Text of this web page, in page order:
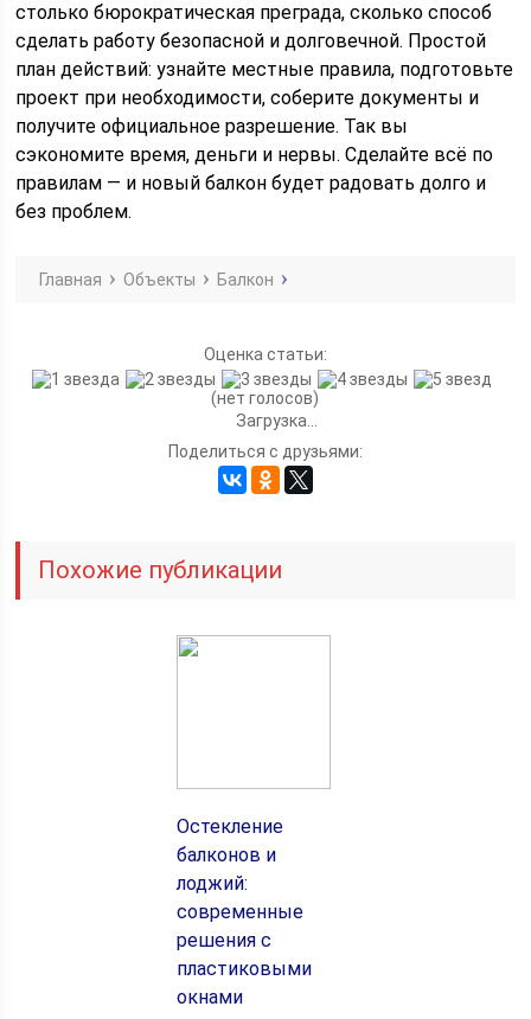
столько бюрократическая преграда, сколько способ
сделать работу безопасной и долговечной. Простой
план действий: узнайте местные правила, подготовьте
проект при необходимости, соберите документы и
получите официальное разрешение. Так вы
сэкономите время, деньги и нервы. Сделайте всё по
правилам — и новый балкон будет радовать долго и
без проблем.
Главная Объекты Балкон
Оценка статьи:
(нет голосов)
Загрузка...
Поделиться с друзьями:
Похожие публикации
Остекление
балконов и
лоджий:
современные
решения с
пластиковыми
окнами